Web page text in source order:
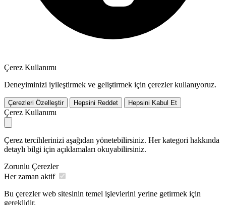
Çerez Kullanımı
Deneyiminizi iyileştirmek ve geliştirmek için çerezler kullanıyoruz.
Çerezleri Özelleştir Hepsini Reddet Hepsini Kabul Et
Çerez Kullanımı
Çerez tercihlerinizi aşağıdan yönetebilirsiniz. Her kategori hakkında
detaylı bilgi için açıklamaları okuyabilirsiniz.
Zorunlu Çerezler
Her zaman aktif
Bu çerezler web sitesinin temel işlevlerini yerine getirmek için
gereklidir.